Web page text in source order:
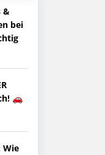
&
bei
🚗
Wie